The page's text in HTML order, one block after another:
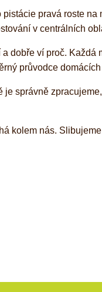
pravá roste
v centrálních
dobře ví proč.
průvodce
správně
kolem nás.